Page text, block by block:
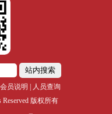
站内搜索
会员说明 | 人员查询
版权所有